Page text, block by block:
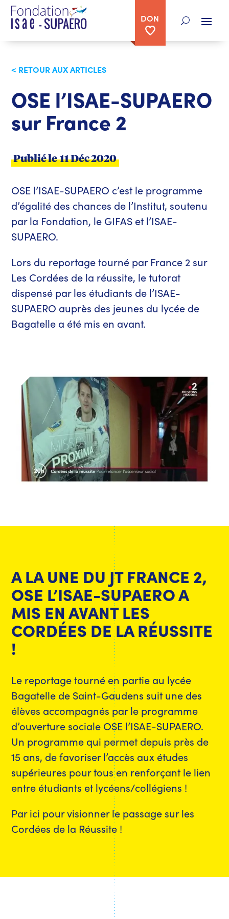
DON
< RETOUR AUX ARTICLES
OSE l’ISAE-SUPAERO
sur France 2
Publié le 11 Déc 2020
OSE l’ISAE-SUPAERO c’est le programme
d’égalité des chances de l’Institut, soutenu
par la Fondation, le GIFAS et l’ISAE-
SUPAERO.
Lors du reportage tourné par France 2 sur
Les Cordées de la réussite, le tutorat
dispensé par les étudiants de l’ISAE-
SUPAERO auprès des jeunes du lycée de
Bagatelle a été mis en avant.
A LA UNE DU JT FRANCE 2,
OSE L’ISAE-SUPAERO A
MIS EN AVANT LES
CORDÉES DE LA RÉUSSITE
!
Le reportage tourné en partie au lycée
Bagatelle de Saint-Gaudens suit une des
élèves accompagnés par le programme
d’ouverture sociale OSE l’ISAE-SUPAERO.
Un programme qui permet depuis près de
15 ans, de favoriser l’accès aux études
supérieures pour tous en renforçant le lien
entre étudiants et lycéens/collégiens !
Par ici pour visionner le passage sur les
Cordées de la Réussite !